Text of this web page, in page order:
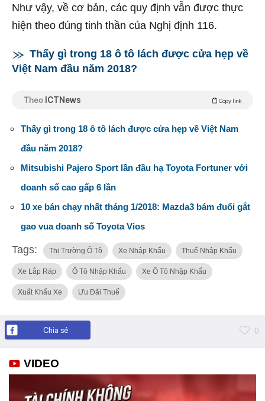
Như vậy, về cơ bản, các quy định vẫn được thực
hiện theo đúng tinh thần của Nghị định 116.
Thấy gì trong 18 ô tô lách được cửa hẹp về
Việt Nam đầu năm 2018?
Theo ICTNews Copy link
Thấy gì trong 18 ô tô lách được cửa hẹp về Việt Nam
đầu năm 2018?
Mitsubishi Pajero Sport lần đầu hạ Toyota Fortuner với
doanh số cao gấp 6 lần
10 xe bán chạy nhất tháng 1/2018: Mazda3 bám đuổi gắt
gao vua doanh số Toyota Vios
Tags: Thị Trường Ô Tô Xe Nhập Khẩu Thuế Nhập Khẩu
Xe Lắp Ráp Ô Tô Nhập Khẩu Xe Ô Tô Nhập Khẩu
Xuất Khẩu Xe Ưu Đãi Thuế
Chia sẻ 0
VIDEO